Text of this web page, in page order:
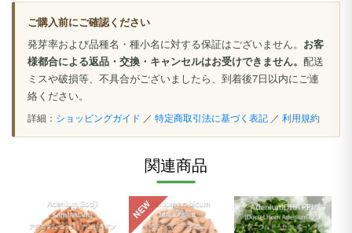
ご購入前にご確認ください
発芽率および品種名・種小名に対する保証はございません。 お客
様都合による返品・交換・キャンセルはお受けできません。 配送
ミスや破損等、不具合がございましたら、到着後7日以内にご連
絡ください。
詳細： ショッピングガイド ／ 特定商取引法に基づく表記 ／ 利用規約
関連商品
NEW